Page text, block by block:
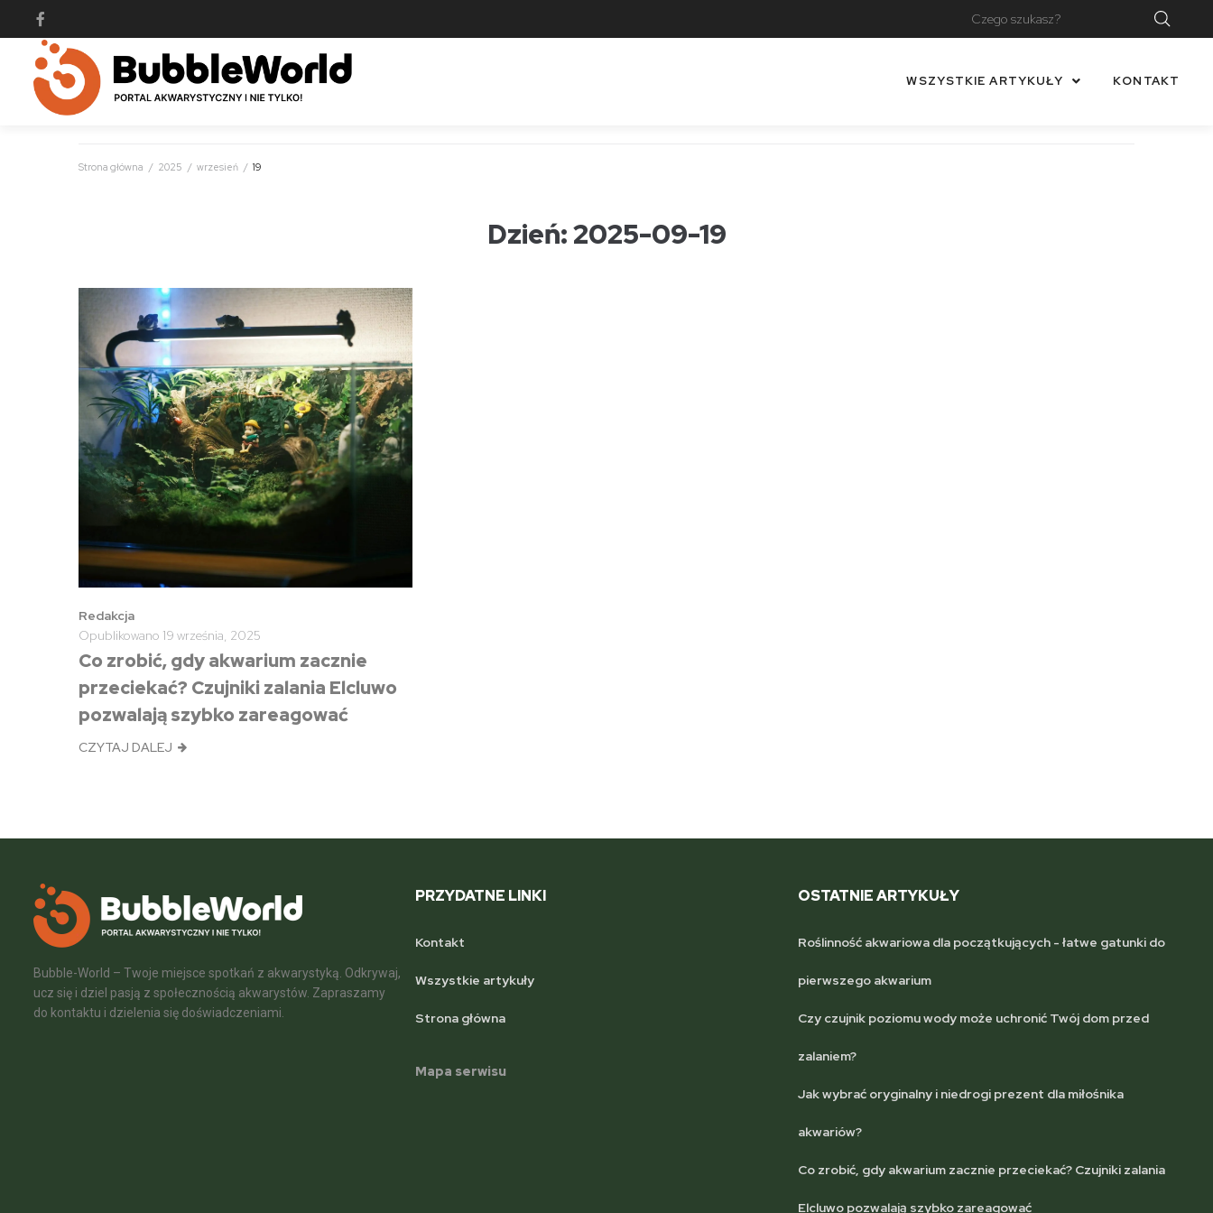
WSZYSTKIE ARTYKUŁY KONTAKT
Strona główna / 2025 / wrzesień / 19
Dzień:2025-09-19
Redakcja
Opublikowano 19 września, 2025
Co zrobić, gdy akwarium zacznie
przeciekać? Czujniki zalania Elcluwo
pozwalają szybko zareagować
CZYTAJ DALEJ
Bubble-World – Twoje miejsce spotkań z akwarystyką. Odkrywaj,
ucz się i dziel pasją z społecznością akwarystów. Zapraszamy
do kontaktu i dzielenia się doświadczeniami.
PRZYDATNE LINKI
Kontakt
Wszystkie artykuły
Strona główna
Mapa serwisu
OSTATNIE ARTYKUŁY
Roślinność akwariowa dla początkujących - łatwe gatunki do
pierwszego akwarium
Czy czujnik poziomu wody może uchronić Twój dom przed
zalaniem?
Jak wybrać oryginalny i niedrogi prezent dla miłośnika
akwariów?
Co zrobić, gdy akwarium zacznie przeciekać? Czujniki zalania
Elcluwo pozwalają szybko zareagować